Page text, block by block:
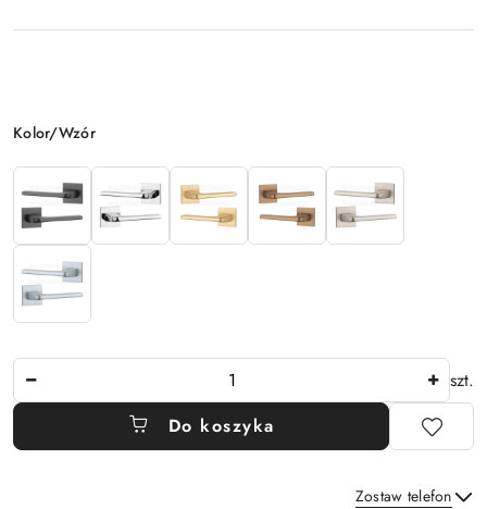
Wariant
Kolor/Wzór
szt.
Do koszyka
Zostaw telefon